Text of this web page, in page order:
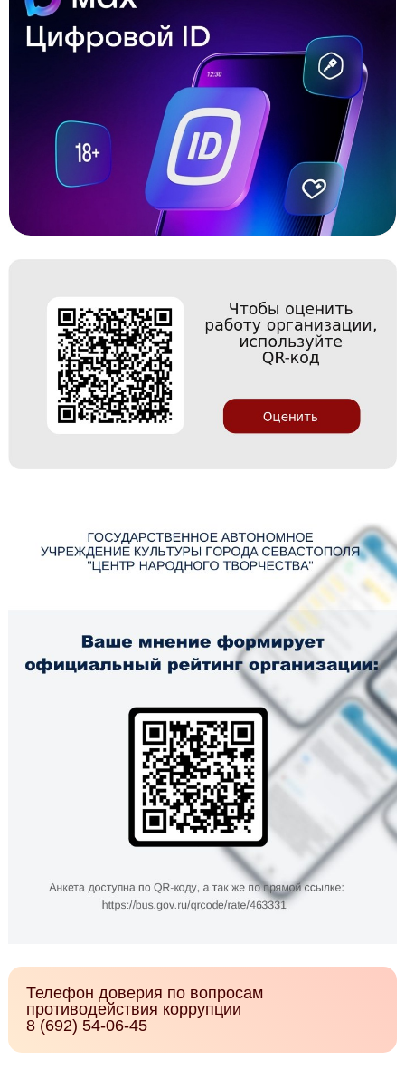
Телефон доверия по вопросам
противодействия коррупции
8 (692) 54-06-45